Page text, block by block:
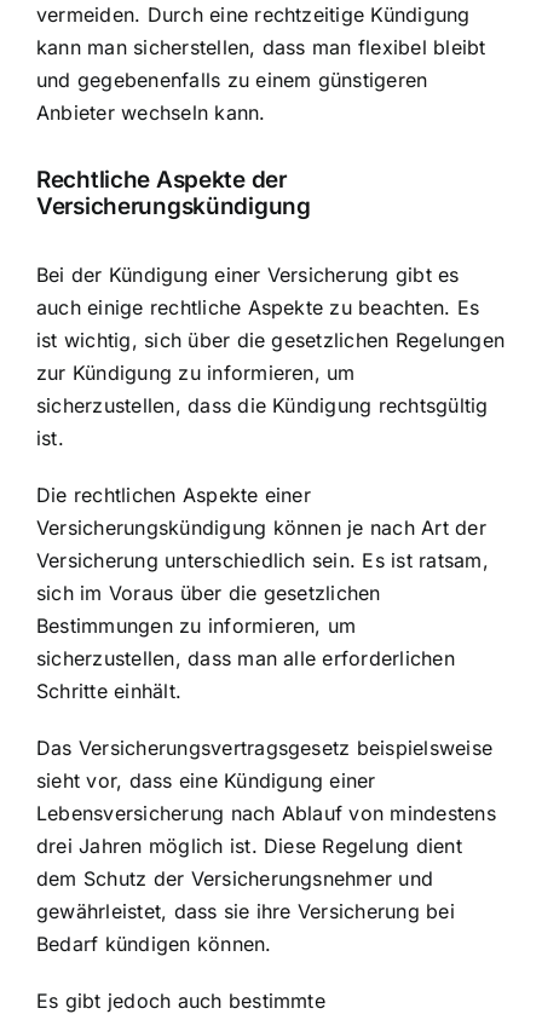
vermeiden. Durch eine rechtzeitige Kündigung
kann man sicherstellen, dass man flexibel bleibt
und gegebenenfalls zu einem günstigeren
Anbieter wechseln kann.
Rechtliche Aspekte der
Versicherungskündigung
Bei der Kündigung einer Versicherung gibt es
auch einige rechtliche Aspekte zu beachten. Es
ist wichtig, sich über die gesetzlichen Regelungen
zur Kündigung zu informieren, um
sicherzustellen, dass die Kündigung rechtsgültig
ist.
Die rechtlichen Aspekte einer
Versicherungskündigung können je nach Art der
Versicherung unterschiedlich sein. Es ist ratsam,
sich im Voraus über die gesetzlichen
Bestimmungen zu informieren, um
sicherzustellen, dass man alle erforderlichen
Schritte einhält.
Das Versicherungsvertragsgesetz beispielsweise
sieht vor, dass eine Kündigung einer
Lebensversicherung nach Ablauf von mindestens
drei Jahren möglich ist. Diese Regelung dient
dem Schutz der Versicherungsnehmer und
gewährleistet, dass sie ihre Versicherung bei
Bedarf kündigen können.
Es gibt jedoch auch bestimmte